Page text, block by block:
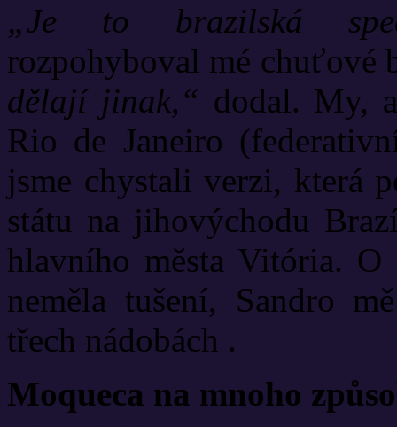
„Je to brazilská
rozpohyboval mé chuťové
dělají jinak,“ dodal. My,
Rio de Janeiro
jsme chystali verzi, která
státu na jihovýchodu
hlavního města Vitória.
neměla tušení, Sandro
třech nádobách .
Moqueca na mnoho